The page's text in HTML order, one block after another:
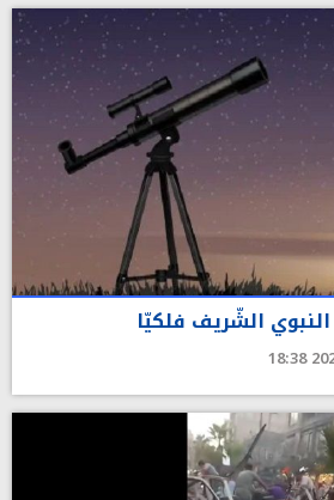
الشّريف فلكيّا